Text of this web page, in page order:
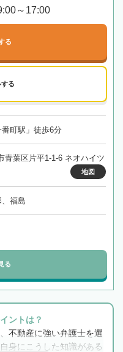
～17:00
る
する
町駅」徒歩6分
青葉区片平1-1-6 ネオハイツ
地図
福島
る
ントは？
不動産に強い弁護士を選
身にこうした知識がある